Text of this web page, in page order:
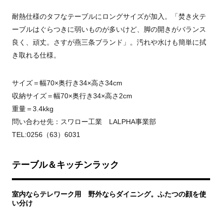
耐熱仕様のタフなテーブルにロングサイズが加入。「焚き火テ
ーブルはぐらつきに弱いものが多いけど、脚の開きがバランス
良く、頑丈。さすが燕三条ブランド」。汚れや水けも簡単に拭
き取れる仕様。
サイズ＝幅70×奥行き34×高さ34cm
収納サイズ＝幅70×奥行き34×高さ2cm
重量＝3.4kkg
問い合わせ先：スワロー工業 LALPHA事業部
TEL:0256（63）6031
テーブル＆キッチンラック
室内ならテレワーク用 野外ならダイニング。ふたつの顔を使
い分け